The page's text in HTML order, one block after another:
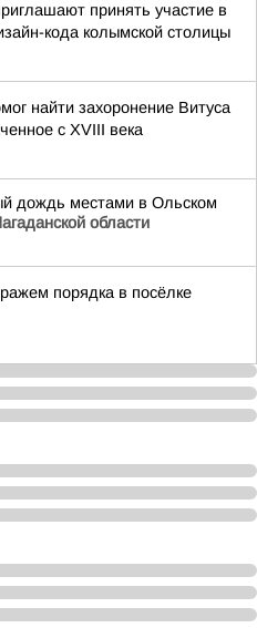
принять участие в
кода колымской столицы
найти захоронение Витуса
с XVIII века
дождь местами в Ольском
области
порядка в посёлке